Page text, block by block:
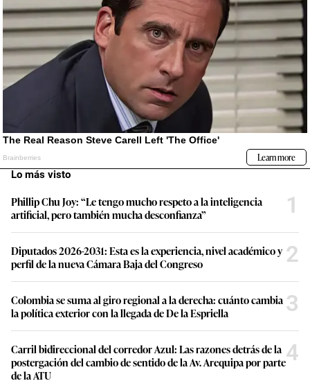
Lo más visto
Phillip Chu Joy: “Le tengo mucho respeto a la inteligencia
artificial, pero también mucha desconfianza”
1
Diputados 2026-2031: Esta es la experiencia, nivel académico y
perfil de la nueva Cámara Baja del Congreso
2
Colombia se suma al giro regional a la derecha: cuánto cambia
la política exterior con la llegada de De la Espriella
3
Carril bidireccional del corredor Azul: Las razones detrás de la
postergación del cambio de sentido de la Av. Arequipa por parte
de la ATU
4